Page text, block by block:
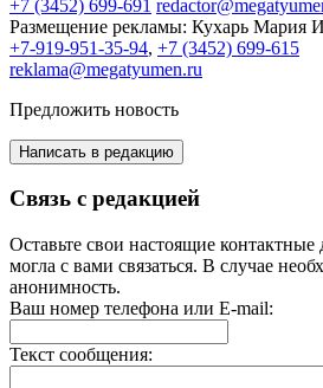
+7 (3452) 699-691
Размещение рекламы: Кухарь Мария
+7-919-951-35-94, +7 (3452) 699-615
reklama@megatyumen.ru
Предложить новость
Написать в редакцию
Связь с редакцией
Оставьте свои настоящие
могла с вами связаться. В случае
анонимность.
Ваш номер телефона или E-mail:
Текст сообщения: